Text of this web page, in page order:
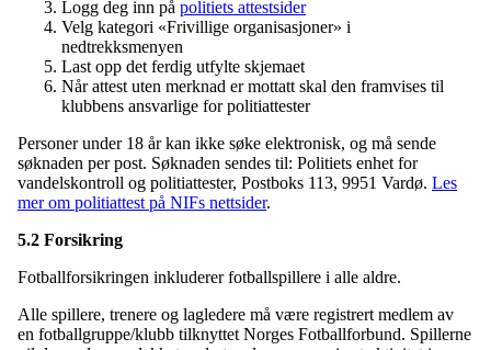
Logg deg inn på politiets attestsider
Velg kategori «Frivillige organisasjoner» i
nedtrekksmenyen
Last opp det ferdig utfylte skjemaet
Når attest uten merknad er mottatt skal den framvises til
klubbens ansvarlige for politiattester
Personer under 18 år kan ikke søke elektronisk, og må sende
søknaden per post. Søknaden sendes til: Politiets enhet for
vandelskontroll og politiattester, Postboks 113, 9951 Vardø. Les
mer om politiattest på NIFs nettsider.
5.2 Forsikring
Fotballforsikringen inkluderer fotballspillere i alle aldre.
Alle spillere, trenere og lagledere må være registrert medlem av
en fotballgruppe/klubb tilknyttet Norges Fotballforbund. Spillerne